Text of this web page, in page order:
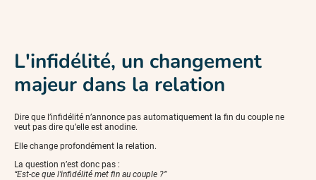
L'infidélité, un changement
majeur dans la relation
Dire que l’infidélité n’annonce pas automatiquement la fin du couple ne
veut pas dire qu’elle est anodine.
Elle change profondément la relation.
La question n’est donc pas :
“Est-ce que l’infidélité met fin au couple ?”